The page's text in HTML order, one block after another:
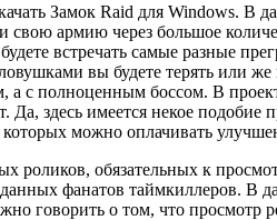
Замок Raid для Windows. В
свою армию через большое
встречать самые разные
вы будете терять или
а с полноценным боссом. В
здесь имеется некое подобие
можно оплачивать
роликов, обязательных к
фанатов таймкиллеров. В
говорить о том, что просмотр